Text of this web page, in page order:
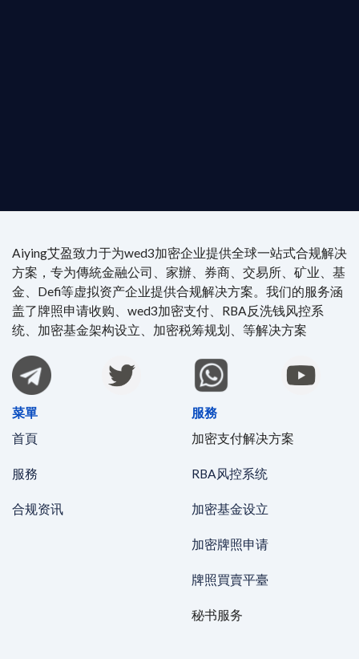
Aiying艾盈致力于为wed3加密企业提供全球一站式合规解决
方案，专为傳統金融公司、家辦、券商、交易所、矿业、基
金、Defi等虚拟资产企业提供合规解决方案。我们的服务涵
盖了牌照申请收购、wed3加密支付、RBA反洗钱风控系
统、加密基金架构设立、加密税筹规划、等解决方案
菜單
首頁
服務
合规资讯
服務
加密支付解决方案
RBA风控系统
加密基金设立
加密牌照申请
牌照買賣平臺
秘书服务